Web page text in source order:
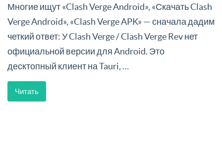
Многие ищут «Clash Verge Android», «Скачать Clash
Verge Android», «Clash Verge APK» — сначала дадим
четкий ответ: У Clash Verge / Clash Verge Rev нет
официальной версии для Android. Это
десктопный клиент на Tauri, …
Читать